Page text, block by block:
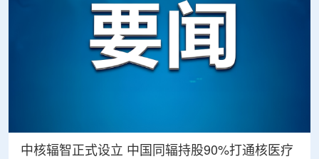
中核辐智正式设立 中国同辐持股90%打通核医疗